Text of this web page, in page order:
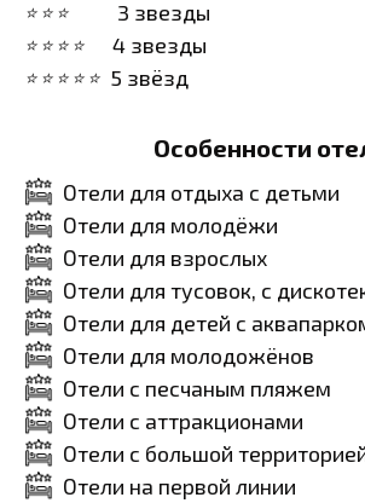
3 звезды
4 звезды
5 звёзд
Особенности
Отели для отдыха с детьми
Отели для молодёжи
Отели для взрослых
Отели для тусовок, с
Отели для детей с
Отели для молодожёнов
Отели с песчаным пляжем
Отели с аттракционами
Отели с большой
Отели на первой линии